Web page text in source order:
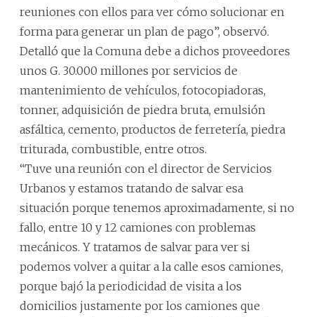
reuniones con ellos para ver cómo solucionar en
forma para generar un plan de pago”, observó.
Detalló que la Comuna debe a dichos proveedores
unos G. 30.000 millones por servicios de
mantenimiento de vehículos, fotocopiadoras,
tonner, adquisición de piedra bruta, emulsión
asfáltica, cemento, productos de ferretería, piedra
triturada, combustible, entre otros.
“Tuve una reunión con el director de Servicios
Urbanos y estamos tratando de salvar esa
situación porque tenemos aproximadamente, si no
fallo, entre 10 y 12 camiones con problemas
mecánicos. Y tratamos de salvar para ver si
podemos volver a quitar a la calle esos camiones,
porque bajó la periodicidad de visita a los
domicilios justamente por los camiones que